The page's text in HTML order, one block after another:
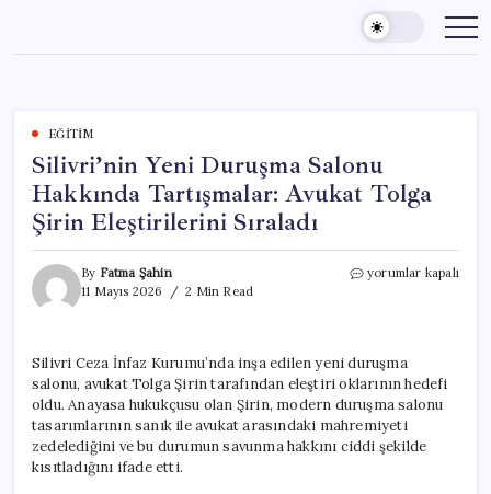
content
EĞITIM
Silivri’nin Yeni Duruşma Salonu
Hakkında Tartışmalar: Avukat Tolga
Şirin Eleştirilerini Sıraladı
By Fatma Şahin
11 Mayıs 2026
2 Min Read
Silivri’nin
Tartışmalar:
Avukat
Tolga
Şirin
Eleştirilerini
Sıraladı
yorumlar kapalı
Silivri Ceza İnfaz Kurumu’nda inşa edilen yeni duruşma
salonu, avukat Tolga Şirin tarafından eleştiri oklarının hedefi
oldu. Anayasa hukukçusu olan Şirin, modern duruşma salonu
tasarımlarının sanık ile avukat arasındaki mahremiyeti
zedelediğini ve bu durumun savunma hakkını ciddi şekilde
kısıtladığını ifade etti.